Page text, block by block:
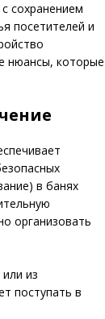
сохранением
посетителей и
нюансы, которые
в банях
организовать
из
поступать в